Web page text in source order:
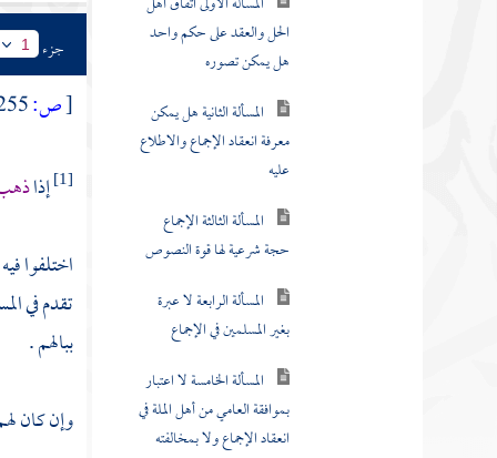
الحل والعقد على حكم واحد
هل يمكن تصوره
المسألة الثانية هل يمكن
معرفة انعقاد الإجماع والاطلاع
عليه
المسألة الثالثة الإجماع
حجة شرعية لها قوة النصوص
المسألة الرابعة لا عبرة
بغير المسلمين في الإجماع
المسألة الخامسة لا اعتبار
بموافقة العامي من أهل الملة في
انعقاد الإجماع ولا بمخالفته
جزء 1
[ص:
[1] إذا
اختلفوا
تقدم في
ببالهم .
وإن كان